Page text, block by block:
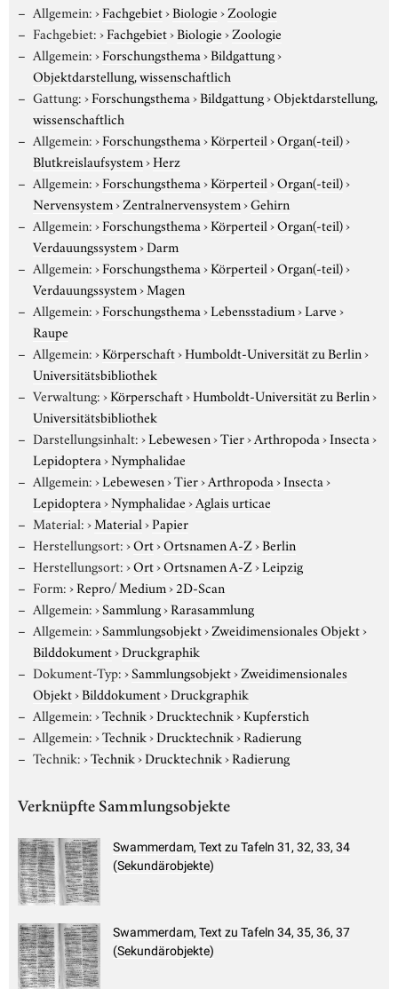
Allgemein:›Fachgebiet›Biologie›Zoologie
Fachgebiet:›Fachgebiet›Biologie›Zoologie
Allgemein:›Forschungsthema›Bildgattung›
Objektdarstellung, wissenschaftlich
Gattung:›Forschungsthema›Bildgattung›Objektdarstellung,
wissenschaftlich
Allgemein:›Forschungsthema›Körperteil›Organ(-teil)›
Blutkreislaufsystem›Herz
Allgemein:›Forschungsthema›Körperteil›Organ(-teil)›
Nervensystem›Zentralnervensystem›Gehirn
Allgemein:›Forschungsthema›Körperteil›Organ(-teil)›
Verdauungssystem›Darm
Allgemein:›Forschungsthema›Körperteil›Organ(-teil)›
Verdauungssystem›Magen
Allgemein:›Forschungsthema›Lebensstadium›Larve›
Raupe
Allgemein:›Körperschaft›Humboldt-Universität zu Berlin›
Universitätsbibliothek
Verwaltung:›Körperschaft›Humboldt-Universität zu Berlin›
Universitätsbibliothek
Darstellungsinhalt:›Lebewesen›Tier›Arthropoda›Insecta›
Lepidoptera›Nymphalidae
Allgemein:›Lebewesen›Tier›Arthropoda›Insecta›
Lepidoptera›Nymphalidae›Aglais urticae
Material:›Material›Papier
Herstellungsort:›Ort›Ortsnamen A-Z›Berlin
Herstellungsort:›Ort›Ortsnamen A-Z›Leipzig
Form:›Repro/ Medium›2D-Scan
Allgemein:›Sammlung›Rarasammlung
Allgemein:›Sammlungsobjekt›Zweidimensionales Objekt›
Bilddokument›Druckgraphik
Dokument-Typ:›Sammlungsobjekt›Zweidimensionales
Objekt›Bilddokument›Druckgraphik
Allgemein:›Technik›Drucktechnik›Kupferstich
Allgemein:›Technik›Drucktechnik›Radierung
Technik:›Technik›Drucktechnik›Radierung
Verknüpfte Sammlungsobjekte
Swammerdam, Text zu Tafeln 31, 32, 33, 34
(Sekundärobjekte)
Swammerdam, Text zu Tafeln 34, 35, 36, 37
(Sekundärobjekte)